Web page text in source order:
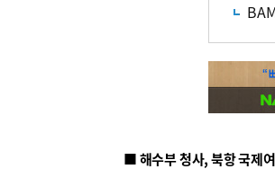
■ 해수부 청사, 북항 국제